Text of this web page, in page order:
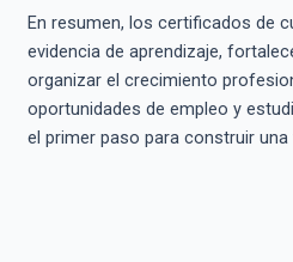
En resumen, los certificados de
evidencia de aprendizaje,
organizar el crecimiento
oportunidades de empleo y
el primer paso para construir